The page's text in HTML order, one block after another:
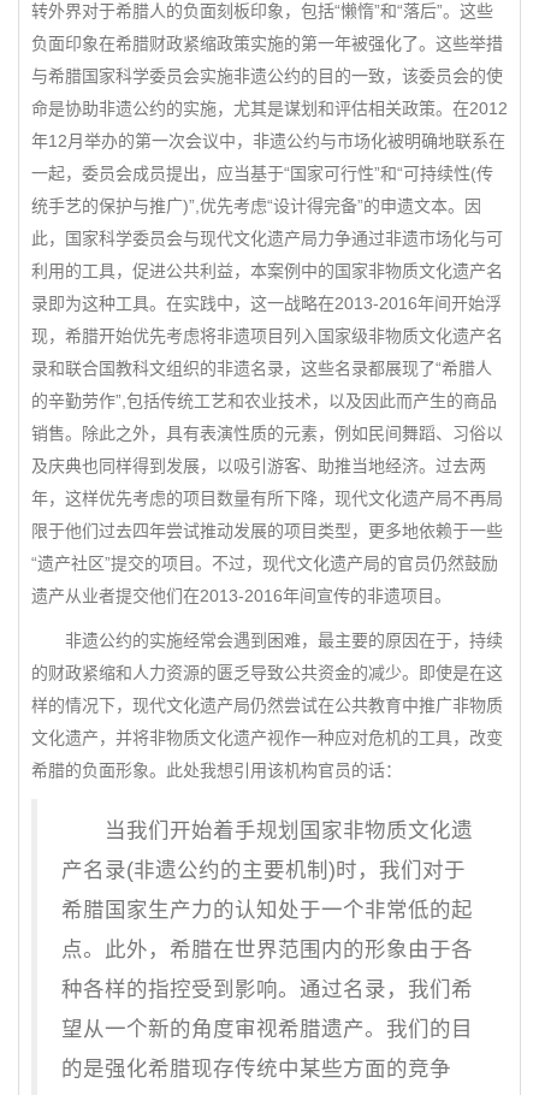
转外界对于希腊人的负面刻板印象，包括“懒惰”和“落后”。这些
负面印象在希腊财政紧缩政策实施的第一年被强化了。这些举措
与希腊国家科学委员会实施非遗公约的目的一致，该委员会的使
命是协助非遗公约的实施，尤其是谋划和评估相关政策。在2012
年12月举办的第一次会议中，非遗公约与市场化被明确地联系在
一起，委员会成员提出，应当基于“国家可行性”和“可持续性(传
统手艺的保护与推广)”,优先考虑“设计得完备”的申遗文本。因
此，国家科学委员会与现代文化遗产局力争通过非遗市场化与可
利用的工具，促进公共利益，本案例中的国家非物质文化遗产名
录即为这种工具。在实践中，这一战略在2013-2016年间开始浮
现，希腊开始优先考虑将非遗项目列入国家级非物质文化遗产名
录和联合国教科文组织的非遗名录，这些名录都展现了“希腊人
的辛勤劳作”,包括传统工艺和农业技术，以及因此而产生的商品
销售。除此之外，具有表演性质的元素，例如民间舞蹈、习俗以
及庆典也同样得到发展，以吸引游客、助推当地经济。过去两
年，这样优先考虑的项目数量有所下降，现代文化遗产局不再局
限于他们过去四年尝试推动发展的项目类型，更多地依赖于一些
“遗产社区”提交的项目。不过，现代文化遗产局的官员仍然鼓励
遗产从业者提交他们在2013-2016年间宣传的非遗项目。
非遗公约的实施经常会遇到困难，最主要的原因在于，持续
的财政紧缩和人力资源的匮乏导致公共资金的减少。即使是在这
样的情况下，现代文化遗产局仍然尝试在公共教育中推广非物质
文化遗产，并将非物质文化遗产视作一种应对危机的工具，改变
希腊的负面形象。此处我想引用该机构官员的话：
当我们开始着手规划国家非物质文化遗
产名录(非遗公约的主要机制)时，我们对于
希腊国家生产力的认知处于一个非常低的起
点。此外，希腊在世界范围内的形象由于各
种各样的指控受到影响。通过名录，我们希
望从一个新的角度审视希腊遗产。我们的目
的是强化希腊现存传统中某些方面的竞争